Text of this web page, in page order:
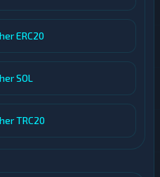
ERC20
SOL
TRC20